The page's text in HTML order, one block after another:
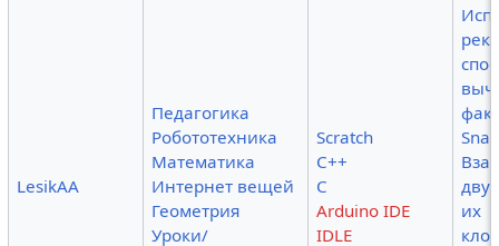
LesikAA
Педагогика
Робототехника
Математика
Интернет вещей
Геометрия
Уроки/
Scratch
C++
C
Arduino IDE
IDLE
их